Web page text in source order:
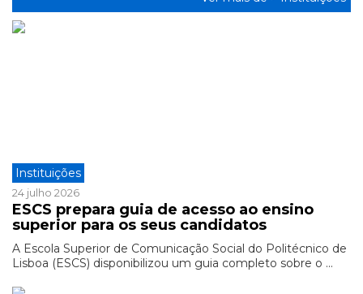
Instituições
24 julho 2026
ESCS prepara guia de acesso ao ensino
superior para os seus candidatos
A Escola Superior de Comunicação Social do Politécnico de
Lisboa (ESCS) disponibilizou um guia completo sobre o ...